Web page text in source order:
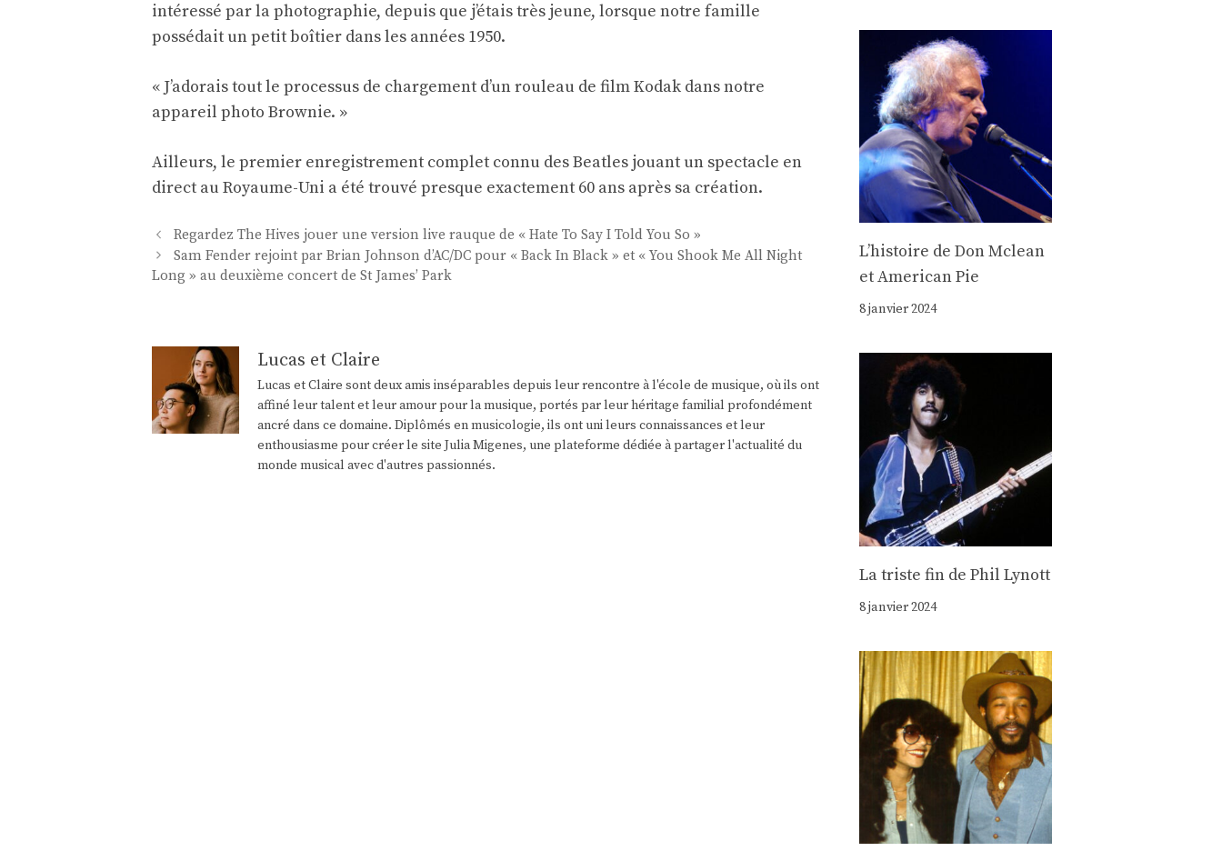
intéressé par la photographie, depuis que j’étais très jeune, lorsque notre famille
possédait un petit boîtier dans les années 1950.
« J’adorais tout le processus de chargement d’un rouleau de film Kodak dans notre
appareil photo Brownie. »
Ailleurs, le premier enregistrement complet connu des Beatles jouant un spectacle en
direct au Royaume-Uni a été trouvé presque exactement 60 ans après sa création.
Navigation
des
articles
Regardez The Hives jouer une version live rauque de « Hate To Say I Told You So »
Sam Fender rejoint par Brian Johnson d’AC/DC pour « Back In Black » et « You Shook Me All Night
Long » au deuxième concert de St James’ Park
Lucas et Claire
Lucas et Claire sont deux amis inséparables depuis leur rencontre à l'école de musique, où ils ont
affiné leur talent et leur amour pour la musique, portés par leur héritage familial profondément
ancré dans ce domaine. Diplômés en musicologie, ils ont uni leurs connaissances et leur
enthousiasme pour créer le site Julia Migenes, une plateforme dédiée à partager l'actualité du
monde musical avec d'autres passionnés.
Lʼhistoire de Don Mclean
et American Pie
8 janvier 2024
La triste fin de Phil Lynott
8 janvier 2024